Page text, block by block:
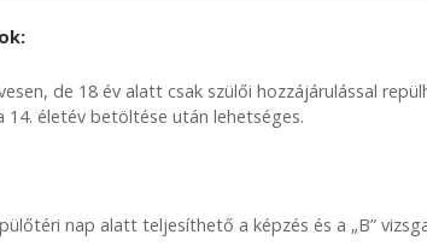
de 18 év alatt csak szülői hozzájárulással
14. életév betöltése után lehetséges.
nap alatt teljesíthető a képzés és a „B”